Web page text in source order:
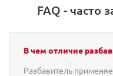
FAQ - часто
В чем отличие
Разбавитель